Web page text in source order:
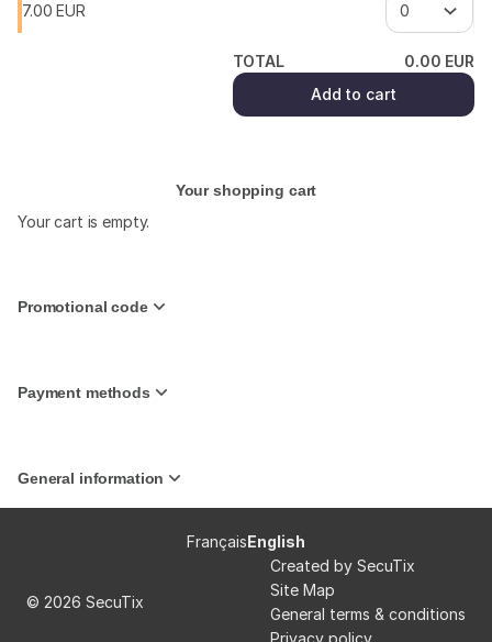
7.00 EUR
TOTAL 0.00 EUR
Add to cart
Your shopping cart
Your cart is empty.
Promotional code
Payment methods
General information
FrançaisCurrent
Language
English
© 2026 SecuTix
Created by SecuTix
Site Map
General terms & conditions
Privacy policy